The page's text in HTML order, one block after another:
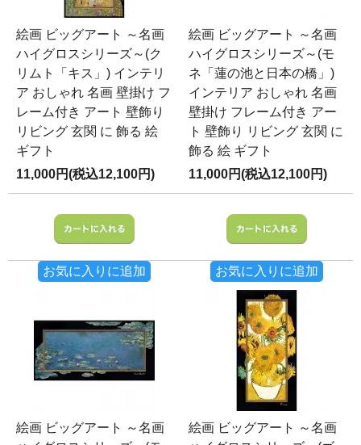
絵画 ビッグアート ～名画
ハイグロスシリーズ～(ク
リムト「キス」) インテリ
ア おしゃれ 名画 壁掛け フ
レーム付き アート 壁飾り
リビング 玄関 に 飾る 絵
ギフト
11,000円(税込12,100円)
お気に入りに追加
絵画 ビッグアート ～名画
ハイグロスシリーズ～(モ
ネ「蓮の池と日本の橋」)
インテリア おしゃれ 名画
壁掛け フレーム付き アー
ト 壁飾り リビング 玄関 に
飾る 絵 ギフト
11,000円(税込12,100円)
お気に入りに追加
絵画 ビッグアート ～名画
絵画 ビッグアート ～名画